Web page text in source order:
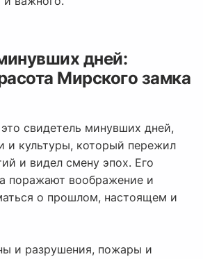
дней:
Мирского замка
свидетель минувших дней,
и культуры, который пережил
и видел смену эпох. Его
поражают воображение и
о прошлом, настоящем и
и разрушения, пожары и